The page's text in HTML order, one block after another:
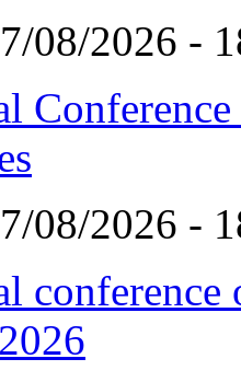
08/2026 -
08/2026 -